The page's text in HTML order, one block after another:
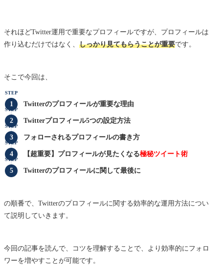
それほどTwitter運用で重要なプロフィールですが、プロフィールは
作り込むだけではなく、 しっかり見てもらうことが重要です。
そこで今回は、
STEP
Twitterのプロフィールが重要な理由
STEP
Twitterプロフィール5つの設定方法
STEP
フォローされるプロフィールの書き方
STEP
【超重要】プロフィールが見たくなる極秘ツイート術
STEP
Twitterのプロフィールに関して最後に
の順番で、Twitterのプロフィールに関する効率的な運用方法につい
て説明していきます。
今回の記事を読んで、コツを理解することで、より効率的にフォロ
ワーを増やすことが可能です。